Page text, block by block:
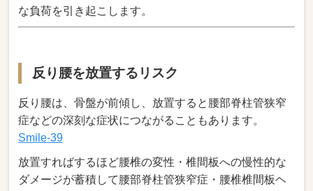
な負荷を引き起こします。
反り腰を放置するリスク
反り腰は、骨盤が前傾し、放置すると腰部脊柱管狭窄
症などの深刻な症状につながることもあります。
Smile-39
放置すればするほど腰椎の変性・椎間板への慢性的な
ダメージが蓄積して腰部脊柱管狭窄症・腰椎椎間板ヘ